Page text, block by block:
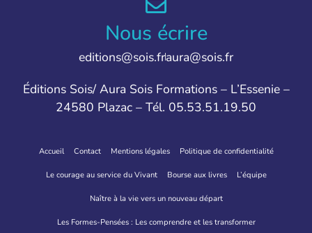
Nous écrire
editions@sois.fraura@sois.fr
Éditions Sois/ Aura Sois Formations – L’Essenie –
24580 Plazac – Tél. 05.53.51.19.50
Accueil Contact Mentions légales Politique de confidentialité
Le courage au service du Vivant Bourse aux livres L’équipe
Naître à la vie vers un nouveau départ
Les Formes-Pensées : Les comprendre et les transformer